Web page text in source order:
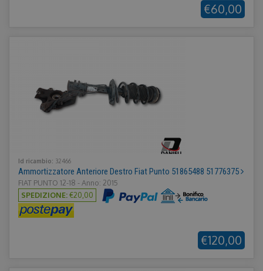
€60,00
Id ricambio: 32466
Ammortizzatore Anteriore Destro Fiat Punto 51865488 51776375
FIAT PUNTO 12-18 - Anno: 2015
SPEDIZIONE:€20,00
€120,00